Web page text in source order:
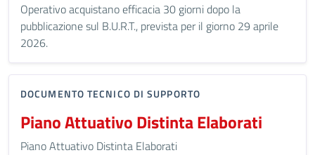
Operativo acquistano efficacia 30 giorni dopo la
pubblicazione sul B.U.R.T., prevista per il giorno 29 aprile
2026.
DOCUMENTO TECNICO DI SUPPORTO
Piano Attuativo Distinta Elaborati
Piano Attuativo Distinta Elaborati